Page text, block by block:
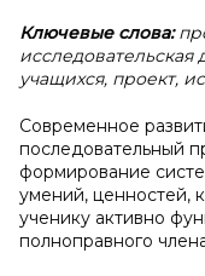
Ключевые слова:
исследовательская
учащихся, проект,
Современное
последовательный
формирование
умений, ценностей,
ученику активно
полноправного